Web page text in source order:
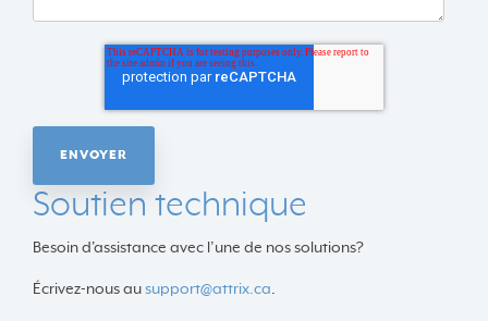
Soutien technique
Besoin d'assistance avec l’une de nos solutions?
Écrivez-nous ausupport@attrix.ca.